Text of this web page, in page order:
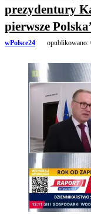
prezydentury
pierwsze
wPolsce24 opublikowano: